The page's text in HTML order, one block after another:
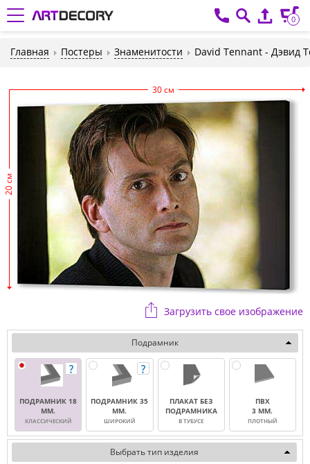
0
Главная Постеры Знаменитости David Tennant - Дэвид
30 см
20 см
Загрузить свое изображение
Подрамник
ПОДРАМНИК 18
ММ.
КЛАССИЧЕСКИЙ
ПОДРАМНИК 35
ММ.
ШИРОКИЙ
ПЛАКАТ БЕЗ
ПОДРАМНИКА
В ТУБУСЕ
ПВХ
3 ММ.
ПЛОТНЫЙ
Выбрать тип изделия